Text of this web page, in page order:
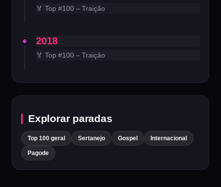
🏅 Top #100 – Traição
2018
🏅 Top #100 – Traição
Explorar paradas
Top 100 geral Sertanejo Gospel Internacional
Pagode